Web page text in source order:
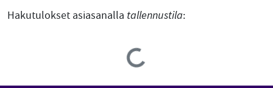
Hakutulokset asiasanalla tallennustila:
Loading...